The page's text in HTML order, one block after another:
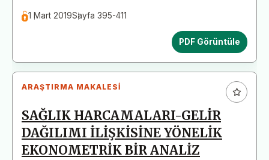
1 Mart 2019Sayfa 395-411
PDF Görüntüle
ARAŞTIRMA MAKALESI
SAĞLIK HARCAMALARI-GELİR
DAĞILIMI İLİŞKİSİNE YÖNELİK
EKONOMETRİK BİR ANALİZ